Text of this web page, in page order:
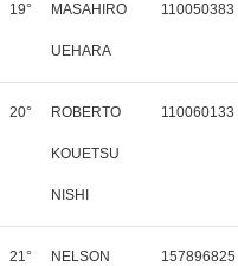
19° MASAHIRO
UEHARA
110050383
20° ROBERTO
KOUETSU
NISHI
110060133
21° NELSON 157896825